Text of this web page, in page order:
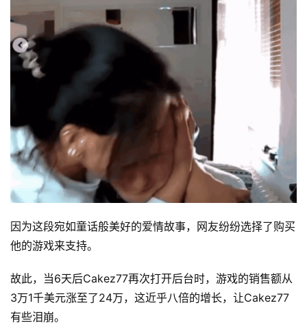
因为这段宛如童话般美好的爱情故事，网友纷纷选择了购买
他的游戏来支持。
故此，当6天后Cakez77再次打开后台时，游戏的销售额从
3万1千美元涨至了24万，这近乎八倍的增长，让Cakez77
有些泪崩。